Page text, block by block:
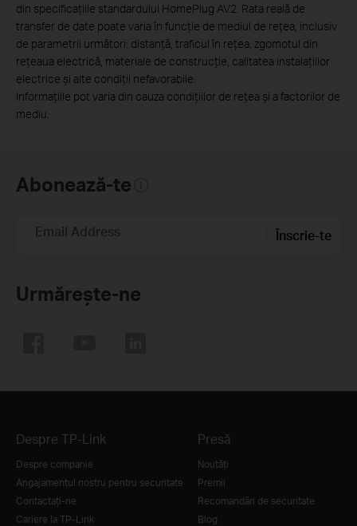
din specificațiile standardului HomePlug AV2. Rata reală de
transfer de date poate varia în funcție de mediul de rețea, inclusiv
de parametrii următori: distanță, traficul în rețea, zgomotul din
rețeaua electrică, materiale de construcție, calitatea instalațiilor
electrice și alte condiții nefavorabile.
Informațiile pot varia din cauza condițiilor de rețea și a factorilor de
mediu.
Abonează-te
Email Address Înscrie-te
Urmărește-ne
Despre TP-Link
Despre companie
Angajamentul nostru pentru securitate
Contactați-ne
Cariere la TP-Link
Presă
Noutăţi
Premii
Recomandări de securitate
Blog